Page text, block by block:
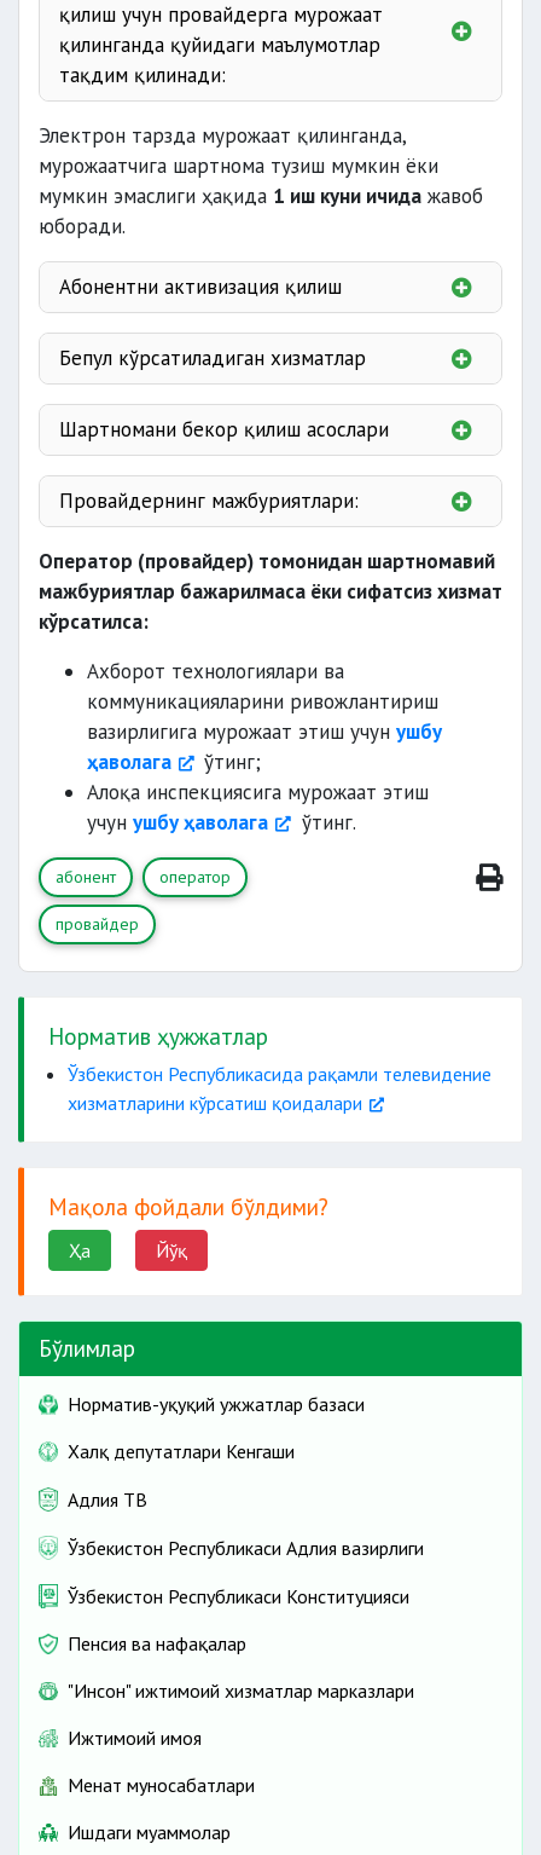
қилиш учун провайдерга мурожаат
қилинганда қуйидаги маълумотлар
тақдим қилинади:
боғланиш маълумотлари
Электрон тарзда мурожаат қилинганда,
мурожаатчига шартнома тузиш мумкин ёки
мумкин эмаслиги ҳақида 1 иш куни ичида жавоб
юборади.
Абонентни активизация қилиш
2 иш куни
ичида ёки ундан кўпроқ
провайдернинг
оператор
сифатли хизматлар кўрсатиши шарт
Бепул кўрсатиладиган хизматлар
маълумот
хизмат кўрсатиш зонаси тўғрисида
тарифлар
реквизитлари
муаммолар
Шартномани бекор қилиш асослари
ўз муддатида
тўламаса
лицензияси
бекор қилинганда
Провайдернинг мажбуриятлари:
1 сутка
хабардор қилиш
Оператор (провайдер) томонидан шартномавий
мажбуриятлар бажарилмаса ёки сифатсиз хизмат
кўрсатилса:
Ахборот технологиялари ва
коммуникацияларини ривожлантириш
вазирлигига мурожаат этиш учун ушбу
ҳаволага
ўтинг;
Алоқа инспекциясига мурожаат этиш
учун ушбу ҳаволага ўтинг.
абонент оператор
провайдер
Норматив ҳужжатлар
Ўзбекистон Республикасида рақамли телевидение
хизматларини кўрсатиш қоидалари
Мақола фойдали бўлдими?
Ҳа Йўқ
Бўлимлар
Норматив-ҳуқуқий ҳужжатлар базаси
Халқ депутатлари Кенгаши
Адлия ТВ
Ўзбекистон Республикаси Адлия вазирлиги
Ўзбекистон Республикаси Конституцияси
Пенсия ва нафақалар
"Инсон" ижтимоий хизматлар марказлари
Ижтимоий ҳимоя
Меҳнат муносабатлари
Ишдаги муаммолар